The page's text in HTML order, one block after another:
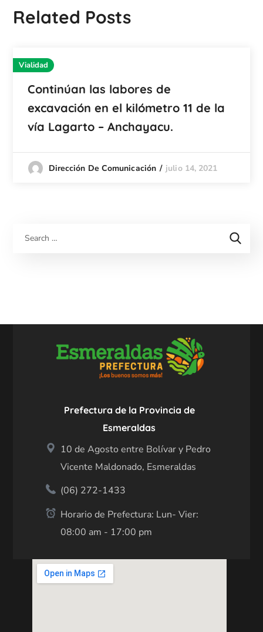
Related Posts
Vialidad
Continúan las labores de
excavación en el kilómetro 11 de la
vía Lagarto – Anchayacu.
Dirección De Comunicación julio 14, 2021
Prefectura de la Provincia de
Esmeraldas
10 de Agosto entre Bolívar y Pedro
Vicente Maldonado, Esmeraldas
(06) 272-1433
Horario de Prefectura: Lun- Vier:
08:00 am - 17:00 pm